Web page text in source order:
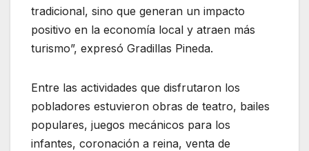
tradicional, sino que generan un impacto
positivo en la economía local y atraen más
turismo”, expresó Gradillas Pineda.
Entre las actividades que disfrutaron los
pobladores estuvieron obras de teatro, bailes
populares, juegos mecánicos para los
infantes, coronación a reina, venta de